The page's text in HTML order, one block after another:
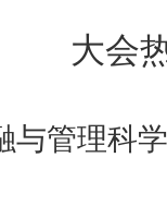
大会
与管理科